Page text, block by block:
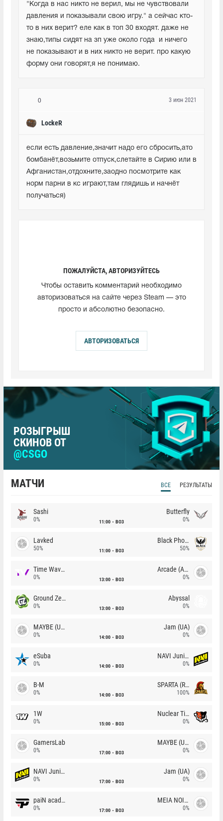
"Когда в нас никто не верил, мы не чувствовали
давления и показывали свою игру." а сейчас кто-
то в них верит? еле как в топ 30 входят. даже не
знаю,типы сидят на зп уже около года  и ничего
не показывают и в них никто не верит. про какую
форму они говорят,я не понимаю.
0
LockeR
3 июн 2021
если есть давление,значит надо его сбросить,ато
бомбанёт,возьмите отпуск,слетайте в Сирию или в
Афганистан,отдохните,заодно посмотрите как
норм парни в кс играют,там глядишь и начнёт
получаться)
ПОЖАЛУЙСТА, АВТОРИЗУЙТЕСЬ
Чтобы оставить комментарий необходимо
авторизоваться на сайте через Steam — это
просто и абсолютно безопасно.
АВТОРИЗОВАТЬСЯ
РОЗЫГРЫШ
СКИНОВ ОТ
@CSGO
МАТЧИ ВСЕ РЕЗУЛЬТАТЫ
Sashi
0% 11:00 BO3
Butterfly
0%
Lavked
50% 11:00 BO3
Black Phoenix
50%
Time Waves
0% 13:00 BO3
Arcade (AU)
0%
Ground Zero
0% 13:00 BO3
Abyssal
0%
MAYBE (UA)
0% 14:00 BO3
Jam (UA)
0%
eSuba
0% 14:00 BO3
NAVI Junior
0%
B-M
0% 14:00 BO3
SPARTA (RU)
100%
1W
0% 15:00 BO3
Nuclear TigeRES
0%
GamersLab
0% 17:00 BO3
MAYBE (UA)
0%
NAVI Junior
0% 17:00 BO3
Jam (UA)
0%
paiN academy
0% 17:00 BO3
MEIA NOITE
0%